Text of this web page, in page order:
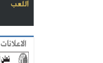
اللعب
الاعلانات